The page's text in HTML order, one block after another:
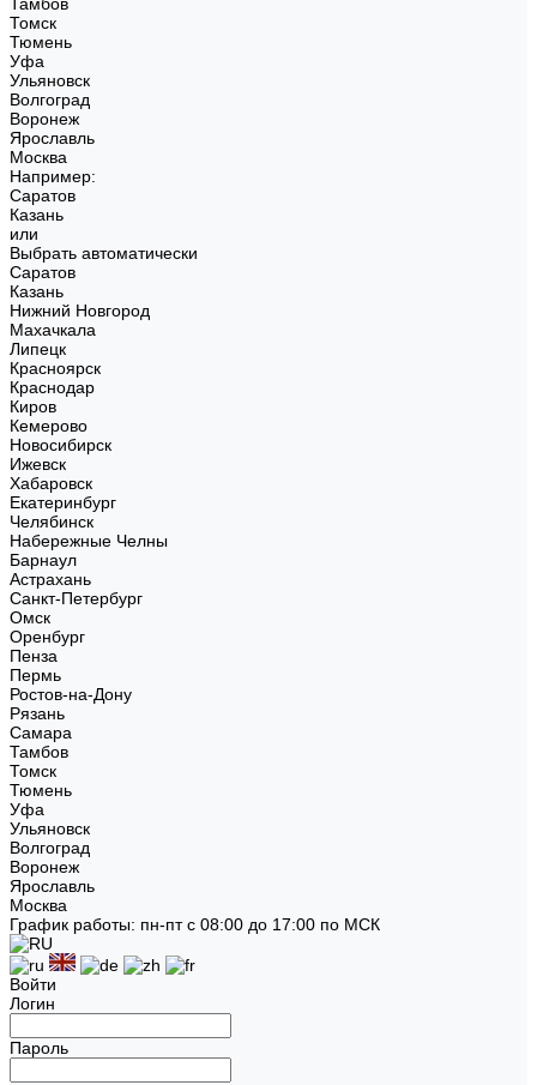
Томск
Тюмень
Уфа
Ульяновск
Волгоград
Воронеж
Ярославль
Москва
Например:
Саратов
Казань
или
Выбрать автоматически
Саратов
Казань
Нижний Новгород
Махачкала
Липецк
Красноярск
Краснодар
Киров
Кемерово
Новосибирск
Ижевск
Хабаровск
Екатеринбург
Челябинск
Набережные Челны
Барнаул
Астрахань
Санкт-Петербург
Омск
Оренбург
Пенза
Пермь
Ростов-на-Дону
Рязань
Самара
Тамбов
Томск
Тюмень
Уфа
Ульяновск
Волгоград
Воронеж
Ярославль
Москва
График работы: пн-пт с 08:00 до 17:00 по МСК
Войти
Логин
Пароль